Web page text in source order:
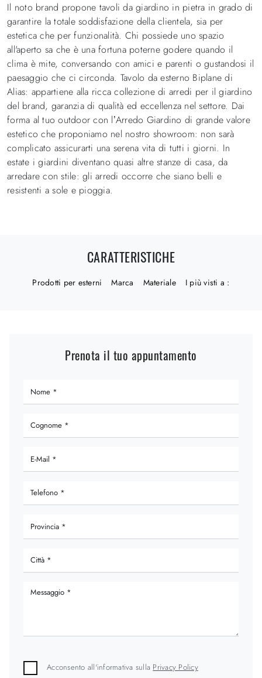
Il noto brand propone tavoli da giardino in pietra in grado di
garantire la totale soddisfazione della clientela, sia per
estetica che per funzionalità. Chi possiede uno spazio
all'aperto sa che è una fortuna poterne godere quando il
clima è mite, conversando con amici e parenti o gustandosi il
paesaggio che ci circonda. Tavolo da esterno Biplane di
Alias: appartiene alla ricca collezione di arredi per il giardino
del brand, garanzia di qualità ed eccellenza nel settore. Dai
forma al tuo outdoor con l’Arredo Giardino di grande valore
estetico che proponiamo nel nostro showroom: non sarà
complicato assicurarti una serena vita di tutti i giorni. In
estate i giardini diventano quasi altre stanze di casa, da
arredare con stile: gli arredi occorre che siano belli e
resistenti a sole e pioggia.
CARATTERISTICHE
Prodotti per esterni Marca Materiale I più visti a :
Prenota il tuo appuntamento
Acconsento all'informativa sulla Privacy Policy